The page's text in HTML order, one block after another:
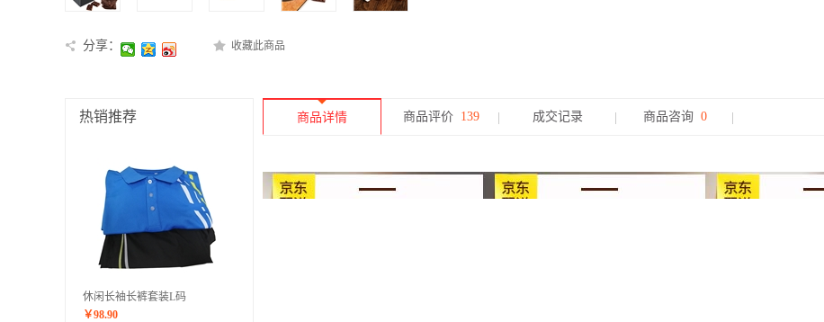
分享： 收藏此商品
热销推荐
休闲长袖长裤套装L码
￥98.90
商品详情 商品评价 139 成交记录 商品咨询 0